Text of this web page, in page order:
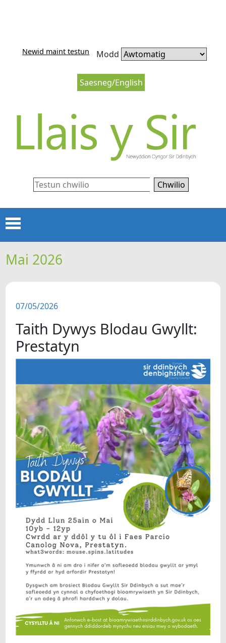
Saesneg/English
Newid maint testun Modd
Chwilio
CARTREF
ERTHYGLAU
CIPOLWG
FIDEOS
BE SY' MLAEN
Mai 2026
07/05/2026
Taith Dywys Blodau Gwyllt:
Prestatyn